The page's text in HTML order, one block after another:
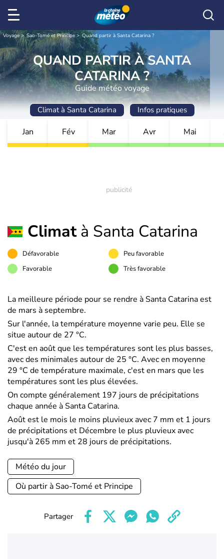
Voyage Sao-Tomé et Principe Quand partir à Santa Catarina ?
QUAND PARTIR À SANTA
CATARINA ?
Guide météo voyage
Climat à Santa Catarina Infos pratiques
Jan Fév Mar Avr Mai
Climatà Santa Catarina
Défavorable
Peu favorable
Favorable
Très favorable
La meilleure période pour se rendre à Santa Catarina est
de mars à septembre.
Sur l'année, la température moyenne varie peu. Elle se
situe autour de 27 °C.
C'est en août que les températures sont les plus basses,
avec des minimales autour de 25 °C. Avec en moyenne
29 °C de température maximale, c'est en mars que les
températures sont les plus élevées.
On compte généralement 197 jours de précipitations
chaque année à Santa Catarina.
Août est le mois le moins pluvieux avec 7 mm et 1 jours
de précipitations et Décembre le plus pluvieux avec
jusqu'à 265 mm et 28 jours de précipitations.
Météo du jour
Où partir à Sao-Tomé et Principe
Partager